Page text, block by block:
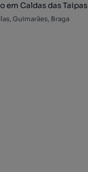
em Caldas das Taipas
Guimarães, Braga